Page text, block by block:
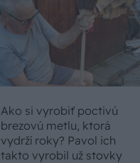
Ako si vyrobiť poctivú
brezovú metlu, ktorá
vydrží roky? Pavol ich
takto vyrobil už stovky